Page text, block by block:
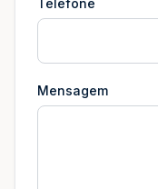
Telefone
Mensagem